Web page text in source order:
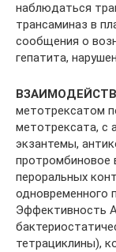
наблюдаться
трансаминаз в
сообщения о
гепатита,
метотрексатом
метотрексата, с
экзантемы,
протромбиновое
пероральных
одновременного
Эффективность
тетрациклины),